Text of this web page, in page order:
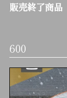
販売終了商品
600